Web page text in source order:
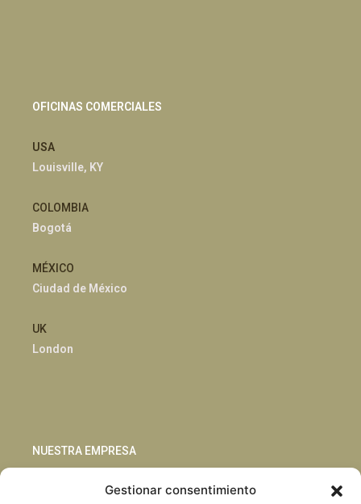
Gestionar consentimiento
OFICINAS COMERCIALES
USA
Louisville, KY
COLOMBIA
Bogotá
MÉXICO
Ciudad de México
UK
London
NUESTRA EMPRESA